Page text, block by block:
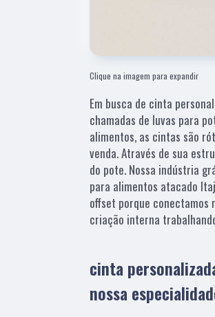
Clique na imagem para expandir
Em busca de cinta
chamadas de luvas para
alimentos, as cintas são
venda. Através de sua
do pote. Nossa indústria
para alimentos atacado
offset porque conectamos
criação interna
cinta
nossa